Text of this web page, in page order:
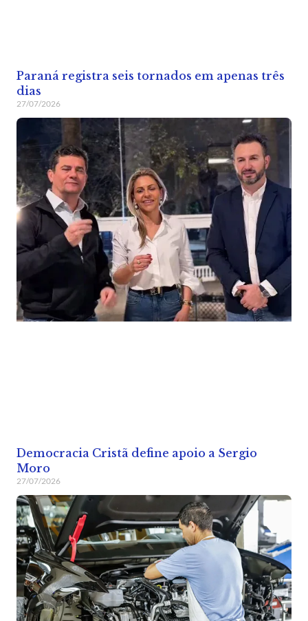
Paraná registra seis tornados em apenas três
dias
27/07/2026
Democracia Cristã define apoio a Sergio
Moro
27/07/2026